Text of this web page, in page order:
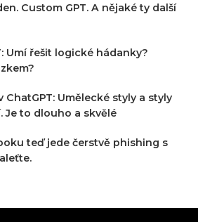
Custom GPT. A nějaké ty další
Umí řešit logické hádanky?
ChatGPT: Umělecké styly a styly
Je to dlouho a skvělé
teď jede čerstvě phishing s